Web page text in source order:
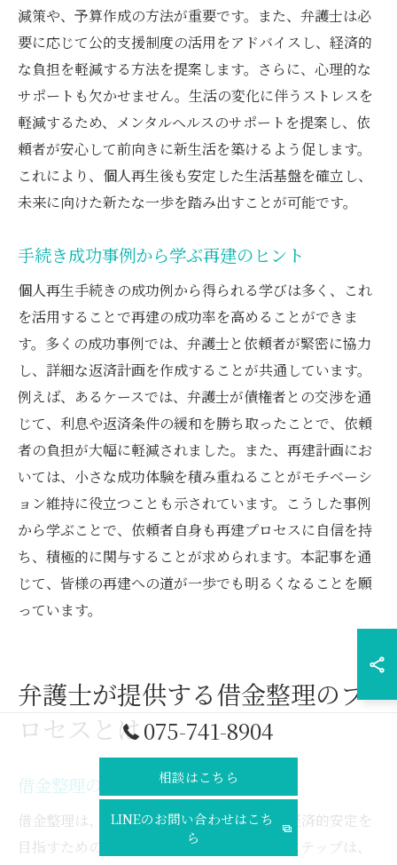
減策や、予算作成の方法が重要です。また、弁護士は必
要に応じて公的支援制度の活用をアドバイスし、経済的
な負担を軽減する方法を提案します。さらに、心理的な
サポートも欠かせません。生活の変化に伴うストレスを
軽減するため、メンタルヘルスのサポートを提案し、依
頼者が安心して前向きに新生活を築けるよう促します。
これにより、個人再生後も安定した生活基盤を確立し、
未来に向けた新たな一歩を踏み出すことが可能です。
手続き成功事例から学ぶ再建のヒント
個人再生手続きの成功例から得られる学びは多く、これ
を活用することで再建の成功率を高めることができま
す。多くの成功事例では、弁護士と依頼者が緊密に協力
し、詳細な返済計画を作成することが共通しています。
例えば、あるケースでは、弁護士が債権者との交渉を通
じて、利息や返済条件の緩和を勝ち取ったことで、依頼
者の負担が大幅に軽減されました。また、再建計画にお
いては、小さな成功体験を積み重ねることがモチベーシ
ョン維持に役立つことも示されています。こうした事例
から学ぶことで、依頼者自身も再建プロセスに自信を持
ち、積極的に関与することが求められます。本記事を通
じて、皆様の再建への道が一歩でも明るくなることを願
っています。
弁護士が提供する借金整理のプ
ロセスとは
借金整理の基本的なステップ
借金整理は、個人が負担を軽減し、将来の経済的安定を
目指すための重要なプロセスです。最初のステップは、
075-741-8904
相談はこちら
LINEのお問い合わせはこち
ら